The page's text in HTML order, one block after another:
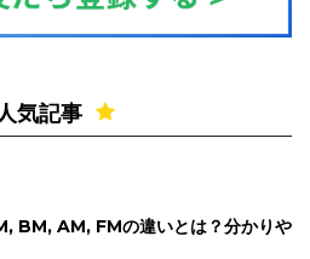
気記事
BM, AM, FMの違いとは？分かりや